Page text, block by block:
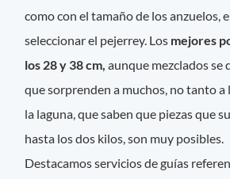
como con el tamaño de los anzuelos,
seleccionar el pejerrey. Los mejores
los 28 y 38 cm, aunque mezclados se
que sorprenden a muchos, no tanto a
la laguna, que saben que piezas que
hasta los dos kilos, son muy posibles.
Destacamos servicios de guías